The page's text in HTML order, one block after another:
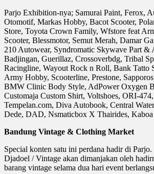
Parjo Exhibition-nya; Samurai Paint, Ferox,
Otomotif, Markas Hobby, Bacot Scooter,
Store, Toyota Crown Family, Wfstore feat
Scooter, Blessmotor, Semut Merah, Damar
210 Autowear, Syndromatic Skywave Part &
Badjingan, Guerillaz, Crossoverbdg, Tribal
Racingline, Wayout Rock n Roll, Bank Tatto
Army Hobby, Scooterline, Prestone,
BMW Clinic Body Style, AdPower Oxygen
Customaja Custom Shirt, Voltshoes, ORI-
Tempelan.com, Diva Autobook, Central
Dede, DAD, Nsmaticbox X Thairides, Kaboa
Bandung Vintage & Clothing Market
Special konten satu ini perdana hadir di Parjo.
Djadoel / Vintage akan dimanjakan oleh
barang vintage selama dua hari event